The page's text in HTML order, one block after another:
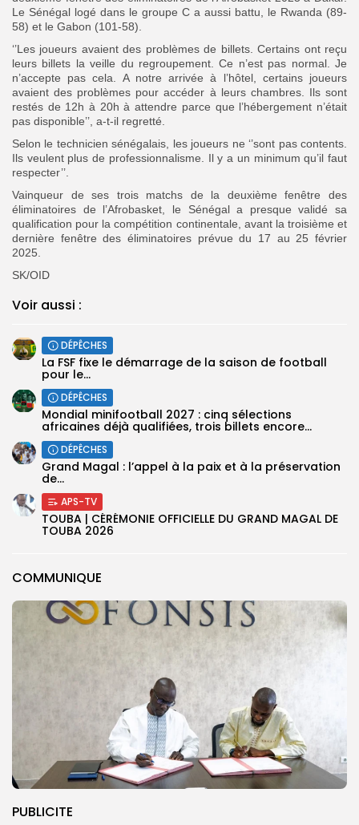
COMMUNIQUE
PUBLICITE
Le Sénégal logé dans le groupe C a aussi battu, le Rwanda (89-
58) et le Gabon (101-58).
‘’Les joueurs avaient des problèmes de billets. Certains ont reçu
leurs billets la veille du regroupement. Ce n’est pas normal. Je
n’accepte pas cela. A notre arrivée à l’hôtel, certains joueurs
avaient des problèmes pour accéder à leurs chambres. Ils sont
restés de 12h à 20h à attendre parce que l’hébergement n’était
pas disponible’’, a-t-il regretté.
Selon le technicien sénégalais, les joueurs ne ‘’sont pas contents.
Ils veulent plus de professionnalisme. Il y a un minimum qu’il faut
respecter’’.
Vainqueur de ses trois matchs de la deuxième fenêtre des
éliminatoires de l’Afrobasket, le Sénégal a presque validé sa
qualification pour la compétition continentale, avant la troisième et
dernière fenêtre des éliminatoires prévue du 17 au 25 février
2025.
SK/OID
Voir aussi :
DÉPÊCHES
‎La FSF fixe le démarrage de la saison de football
pour le...
DÉPÊCHES
‎Mondial minifootball 2027 : cinq sélections
africaines déjà qualifiées, trois billets encore...
DÉPÊCHES
Grand Magal : l’appel à la paix et à la préservation
de...
APS-TV
TOUBA | CÉRÉMONIE OFFICIELLE DU GRAND MAGAL DE
TOUBA 2026